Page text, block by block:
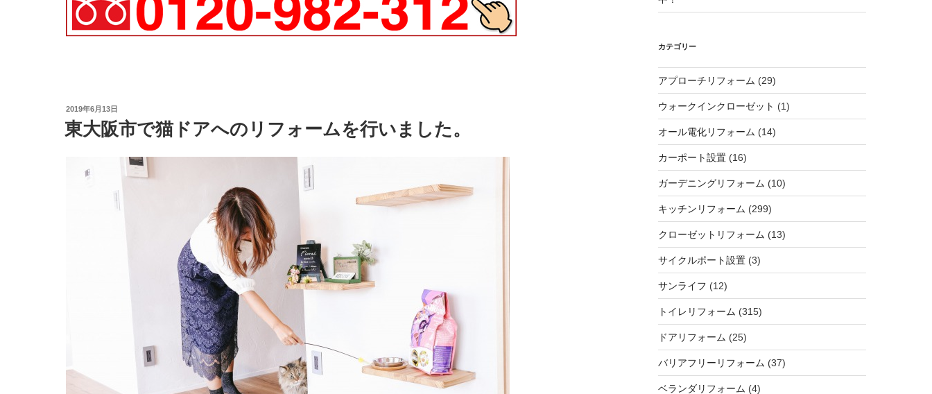
投
稿
日:
2019年6月13日
東大阪市で猫ドアへのリフォームを行いました。
カテゴリー
アプローチリフォーム (29)
ウォークインクローゼット (1)
オール電化リフォーム (14)
カーポート設置(16)
ガーデニングリフォーム (10)
キッチンリフォーム (299)
クローゼットリフォーム (13)
サイクルポート設置(3)
サンライフ (12)
トイレリフォーム (315)
ドアリフォーム (25)
バリアフリーリフォーム (37)
ベランダリフォーム (4)